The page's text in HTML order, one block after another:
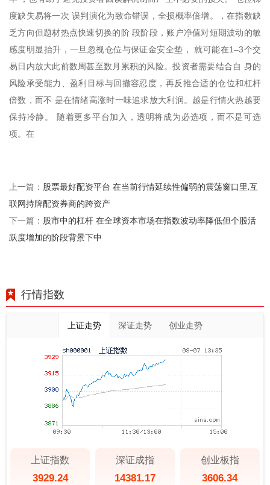
度缺失易将一次 误判演化为致命错误，全损概率倍增。，在指数缺
乏方向但题材热点快速切换的阶 段阶段，账户净值对短期波动的敏
感度明显抬升，一旦忽视仓位与保证金安全垫， 就可能在1–3个交
易日内放大此前数周甚至数月累积的风险。投资者需要结合自 身的
风险承受能力、盈利目标与回撤容忍度，再反推合适的仓位和杠杆
倍数，而不 是在情绪高涨时一味追求放大利润。越是行情火热越要
保持冷静。 随着更多平台加入，透明将成为必选项，而不是可选
项。在
上一篇： 股票最好配资平台 在当前行情延续性偏弱的震荡窗口里,互
联网持牌配资券商的跨资产
下一篇： 股市中的杠杆 在全球资本市场在指数波动率降低但个股活
跃度增加的阶段背景下中
行情指数
上证走势 深证走势 创业走势
上证指数
3929.24
深证成指
14381.17
创业板指
3606.34